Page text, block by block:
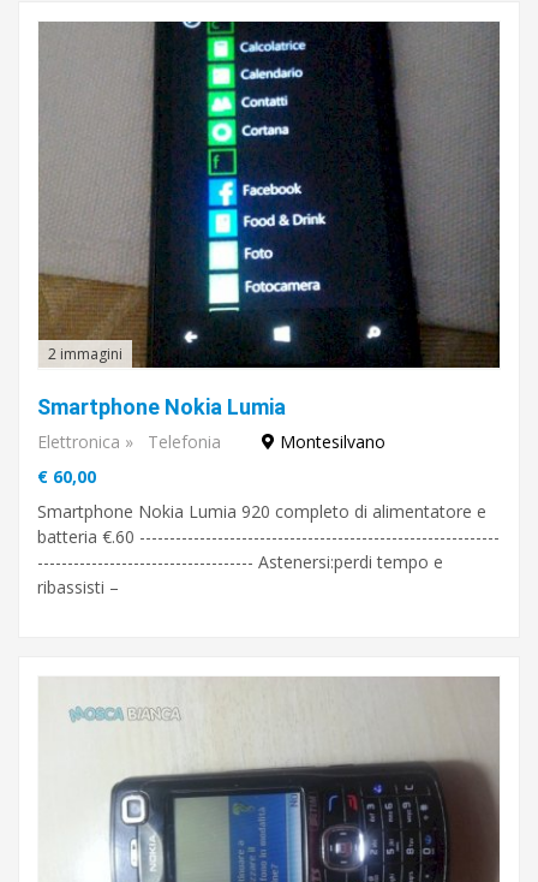
2 immagini
Smartphone Nokia Lumia
Elettronica » Telefonia
Montesilvano
€ 60,00
Smartphone Nokia Lumia 920 completo di alimentatore e
batteria €.60 ------------------------------------------------------------
------------------------------------ Astenersi:perdi tempo e
ribassisti –